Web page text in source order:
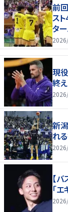
前
ス
タ
現
終
新
れ
【
「